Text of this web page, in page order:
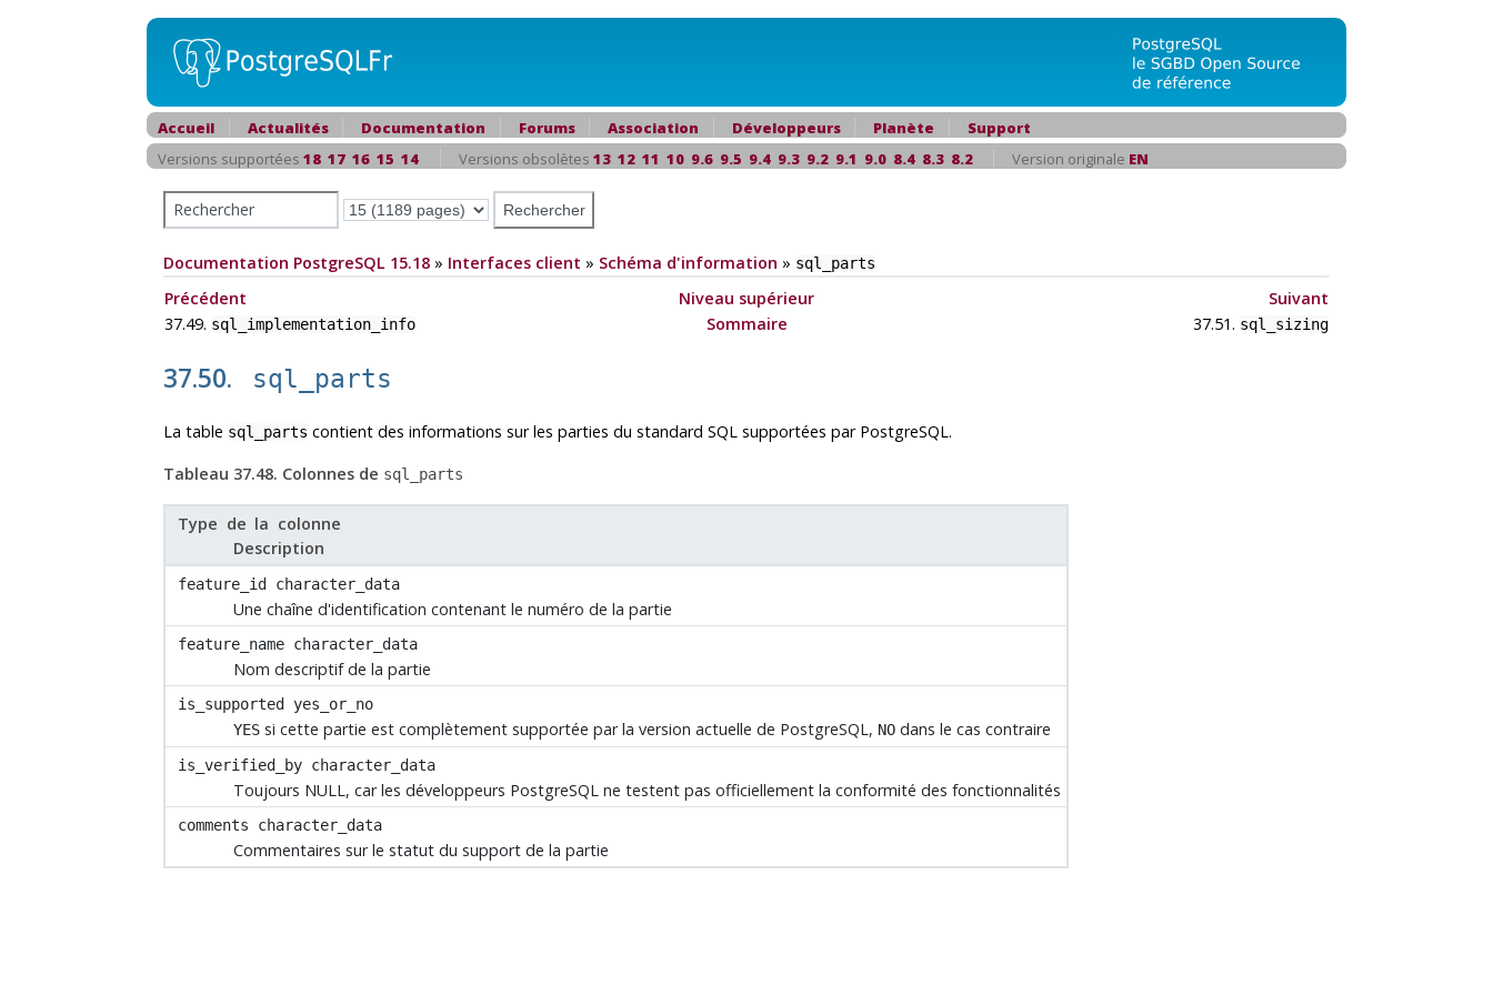
Accueil Actualités Documentation Forums Association Développeurs Planète
Support
Versions supportées 18 17 16 15 14 Versions obsolètes 13 12 11 10 9.6 9.5 9.4 9.3 9.2 9.1 9.0 8.4 8.3 8.2 Version originale EN
Documentation PostgreSQL 15.18 » Interfaces client » Schéma d'information » sql_parts
Précédent Niveau supérieur
Suivant
37.49. sql_implementation_info Sommaire 37.51. sql_sizing
37.50. sql_parts
La table sql_parts contient des informations sur les parties du standard SQL supportées par PostgreSQL.
Tableau 37.48. Colonnes de sql_parts
Type de la colonne
Description
feature_id character_data
Une chaîne d'identification contenant le numéro de la partie
feature_name character_data
Nom descriptif de la partie
is_supported
yes_or_no
YES si cette partie est complètement supportée par la version actuelle de PostgreSQL, NO dans le cas contraire
is_verified_by character_data
Toujours NULL, car les développeurs PostgreSQL ne testent pas officiellement la conformité des fonctionnalités
comments character_data
Commentaires sur le statut du support de la partie